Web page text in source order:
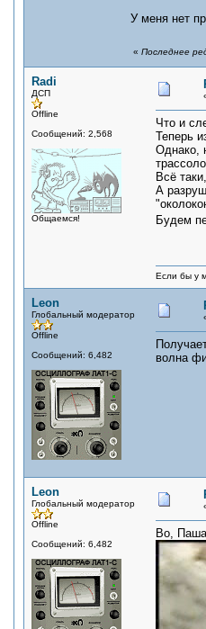
У меня нет
« Последнее
Radi
ДСП
Offline
Сообщений: 2,568
Общаемся!
Что и
Теперь
Однако,
Всё
А
Будем
Если бы у
Leon
Глобальный модератор
Offline
Сообщений: 6,482
волна
Leon
Глобальный модератор
Offline
Сообщений: 6,482
Во,